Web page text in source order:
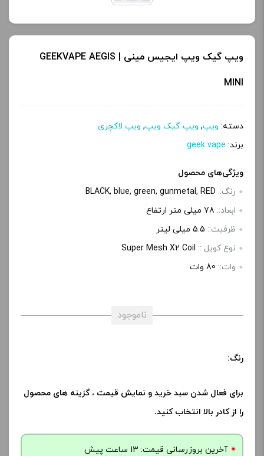
ویپ گیک ویپ ایجیس مینی | GEEKVAPE AEGIS
MINI
دسته: ویپ, ویپ گیک ویپ, ویپ لاکچری
برند: geek vape
ویژگی‌های محصول
رنگ:: BLACK, blue, green, gunmetal, RED
ابعاد:: 78 میلی متر ارتفاع
ظرفیت:: 5.5 میلی لیتر
نوع کویل :: Super Mesh X2 Coil
وات:: 80 وات
ناموجود
رنگ:
برای فعال شدن سبد خرید و نمایش قیمت ، گزینه های محصول
را از کادر بالا انتخاب کنید.
آخرین بروزرسانی قیمت: 13 ساعت پیش